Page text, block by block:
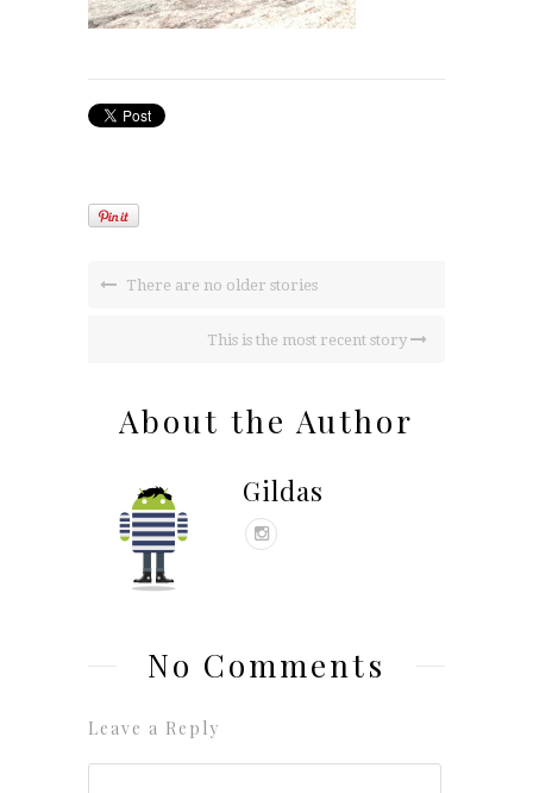
There are no older stories
This is the most recent story
About the Author
Gildas
No Comments
Leave a Reply